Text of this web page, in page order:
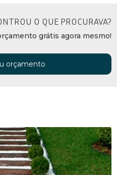
O QUE PROCURAVA?
grátis agora mesmo!
orçamento